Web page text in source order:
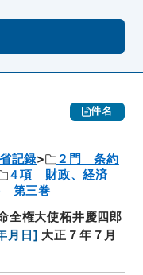
件名
記録
２門 条約
４項 財政、経済
第三巻
全権大使柘井慶四郎
月日 ] 大正７年７月